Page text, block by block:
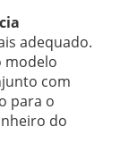
adequado.
modelo
com
para o
do